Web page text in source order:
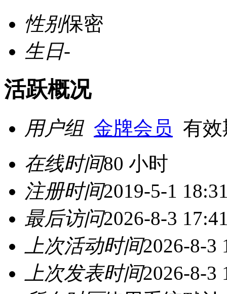
性别保密
生日-
活跃概况
用户组 金牌会员 有效
在线时间80 小时
注册时间2019-5-1
最后访问2026-8-3
上次活动时间2026-8-3
上次发表时间2026-8-3